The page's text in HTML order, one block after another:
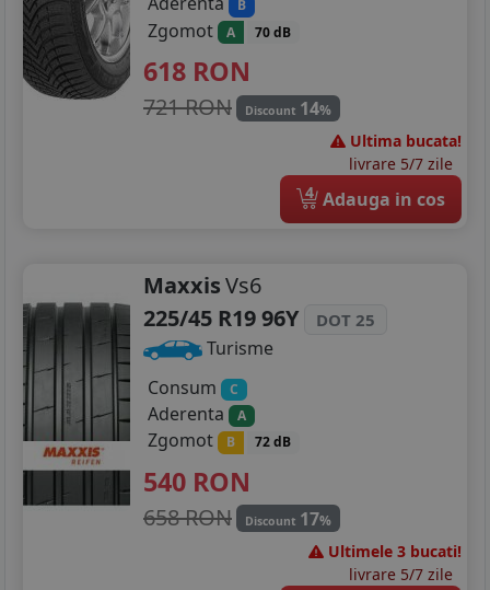
B
Zgomot A 70 dB
618 RON
721 RON Discount 14%
Ultima bucata!
livrare 5/7 zile
4 Adauga in cos
MaxxisVs6
225/45 R19 96Y
DOT 25
Turisme
Consum
C
Aderenta A
Zgomot B 72 dB
540 RON
658 RON Discount 17%
Ultimele 3 bucati!
livrare 5/7 zile